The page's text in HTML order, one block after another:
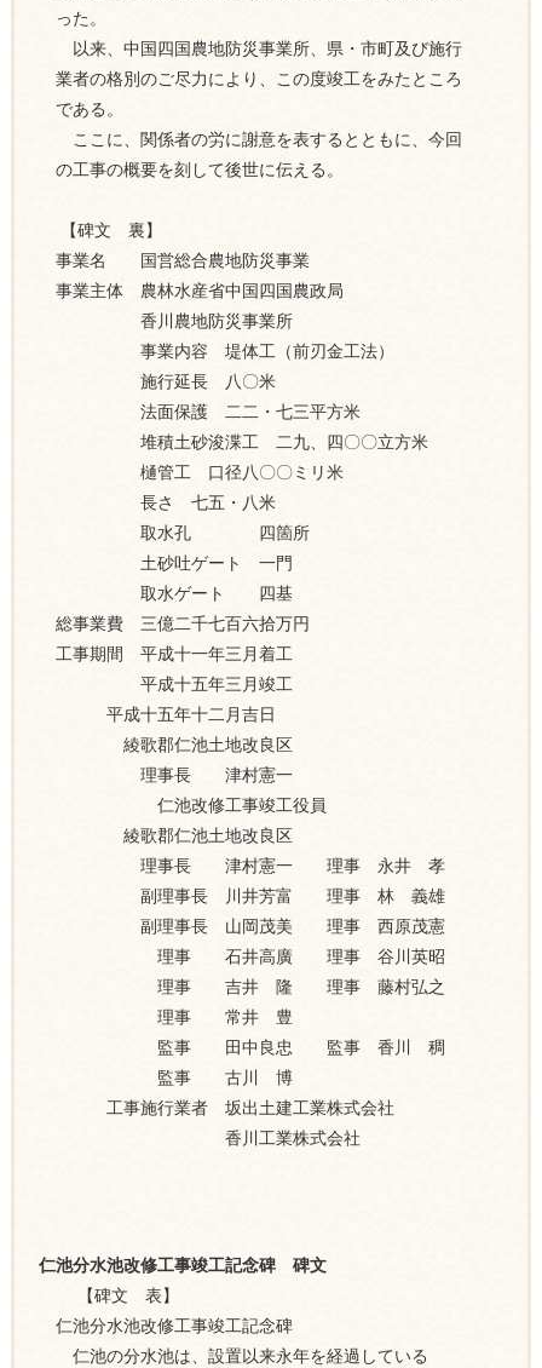
った。
以来、中国四国農地防災事業所、県・市町及び施行
業者の格別のご尽力により、この度竣工をみたところ
である。
ここに、関係者の労に謝意を表するとともに、今回
の工事の概要を刻して後世に伝える。
【碑文 裏】
事業名 国営総合農地防災事業
事業主体 農林水産省中国四国農政局
香川農地防災事業所
事業内容 堤体工（前刃金工法）
施行延長 八〇米
法面保護 二二・七三平方米
堆積土砂浚渫工 二九、四〇〇立方米
樋管工 口径八〇〇ミリ米
長さ 七五・八米
取水孔 四箇所
土砂吐ゲート 一門
取水ゲート 四基
総事業費 三億二千七百六拾万円
工事期間 平成十一年三月着工
平成十五年三月竣工
平成十五年十二月吉日
綾歌郡仁池土地改良区
理事長 津村憲一
仁池改修工事竣工役員
綾歌郡仁池土地改良区
理事長 津村憲一 理事 永井 孝
副理事長 川井芳富 理事 林 義雄
副理事長 山岡茂美 理事 西原茂憲
理事 石井高廣 理事 谷川英昭
理事 吉井 隆 理事 藤村弘之
理事 常井 豊
監事 田中良忠 監事 香川 稠
監事 古川 博
工事施行業者 坂出土建工業株式会社
香川工業株式会社
仁池分水池改修工事竣工記念碑 碑文
【碑文 表】
仁池分水池改修工事竣工記念碑
仁池の分水池は、設置以来永年を経過している